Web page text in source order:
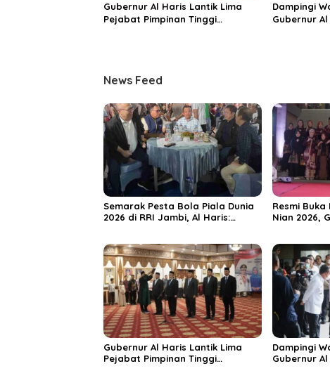
Gubernur Al Haris Lantik Lima
Pejabat Pimpinan Tinggi
Dampingi
Gubernur
News Feed
Semarak Pesta Bola Piala Dunia
2026 di RRI Jambi, Al Haris:
Resmi
Nian 2026,
Unggulan
Gubernur Al Haris Lantik Lima
Pejabat Pimpinan Tinggi
Dampingi
Gubernur